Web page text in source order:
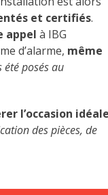
et certifiés.
appel à IBG
d’alarme, même
été posés au
l’occasion
des pièces, de